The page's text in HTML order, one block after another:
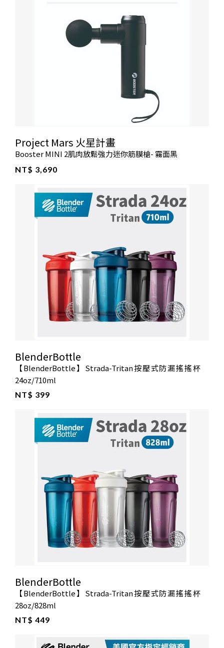
Project Mars 火星計畫
Booster MINI 2肌肉放鬆強力迷你筋膜槍- 霧面黑
NT$ 3,690
BlenderBottle
【BlenderBottle】Strada-Tritan按壓式防漏搖搖杯
24oz/710ml
NT$ 399
BlenderBottle
【BlenderBottle】Strada-Tritan按壓式防漏搖搖杯
28oz/828ml
NT$ 449